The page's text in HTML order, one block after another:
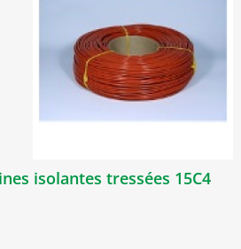
isolantes tressées 15C4